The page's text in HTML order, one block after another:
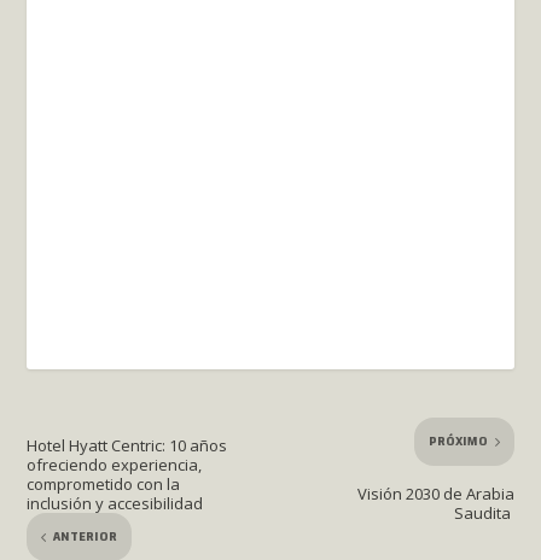
Hotel Hyatt Centric: 10 años
ofreciendo experiencia,
comprometido con la
inclusión y accesibilidad
ANTERIOR
PRÓXIMO
Visión 2030 de Arabia
Saudita